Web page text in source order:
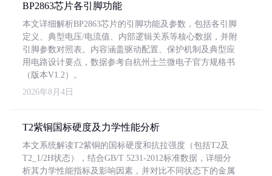
BP2863芯片各引脚功能
本文详细解析BP2863芯片的引脚功能及参数，包括各引脚
定义、典型电压/电流值、内部逻辑关系等核心数据，并附
引脚参数对照表。内容涵盖驱动配置、保护机制及典型应
用电路设计要点，数据参考自杭州士兰微电子官方规格书
（版本V1.2）。
2026年8月4日
T2紫铜国标硬度及力学性能分析
本文系统解读T2紫铜的国标硬度和抗拉强度（包括T2及
T2_1/2H状态），结合GB/T 5231-2012标准数据，详细分
析其力学性能指标及影响因素，并对比不同状态下的金属